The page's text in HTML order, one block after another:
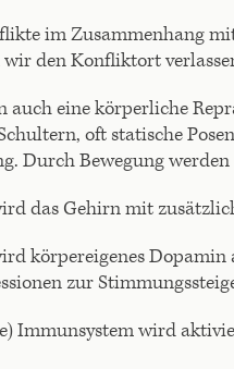
im Zusammenhang
den Konfliktort
auch eine körperliche
oft statische
Durch Bewegung
das Gehirn mit
körpereigenes
zur
Immunsystem wird